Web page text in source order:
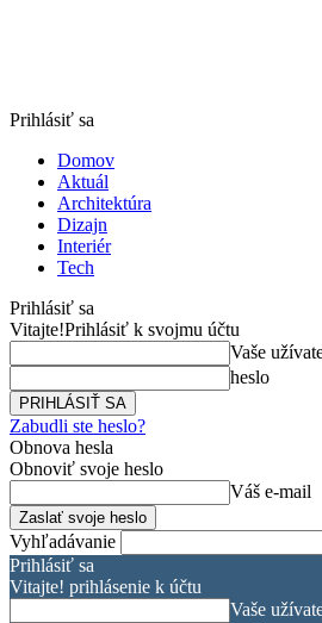
Prihlásiť sa
Domov
Aktuál
Architektúra
Dizajn
Interiér
Tech
Prihlásiť sa
Vitajte!Prihlásiť k svojmu účtu
Vaše
heslo
Zabudli ste heslo?
Obnova hesla
Obnoviť svoje heslo
Váš e-mail
Vyhľadávanie
Prihlásiť sa
Vitajte! prihlásenie k účtu
Vaše